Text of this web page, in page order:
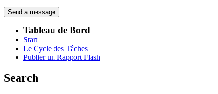
Tableau de Bord
Start
Le Cycle des Tâches
Publier un Rapport Flash
Search